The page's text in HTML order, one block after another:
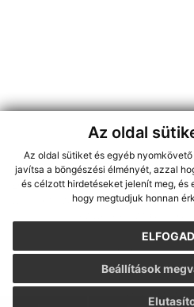
Az oldal
Az oldal sütiket és egyéb
javítsa a böngészési élményét, azzal
és célzott hirdetéseket jelenít meg, és
hogy megtudjuk honnan
Beállítások
jusson a legfrissebb
ECHELON 2 tartalomkezelő rendszer,
webex.digital, s.r.o.,
A legutolsó frissítés
Nyomtatás|